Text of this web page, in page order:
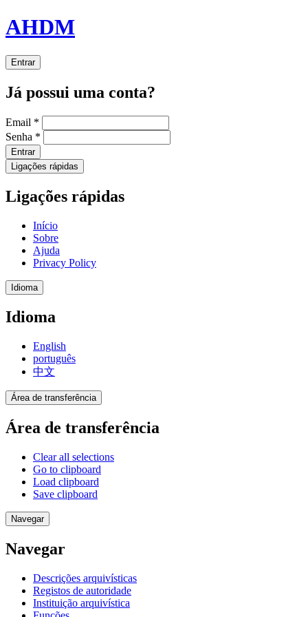
AHDM
Entrar
Já possui uma conta?
Email *
Senha *
Entrar
Ligações rápidas
Ligações rápidas
Início
Sobre
Ajuda
Privacy Policy
Idioma
Idioma
English
português
中文
Área de transferência
Área de transferência
Clear all selections
Go to clipboard
Load clipboard
Save clipboard
Navegar
Navegar
Descrições arquivísticas
Registos de autoridade
Instituição arquivística